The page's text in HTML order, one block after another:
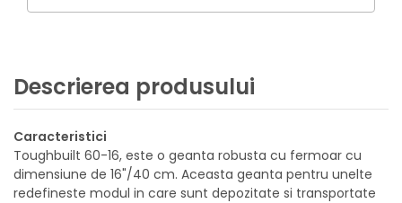
Descrierea produsului
Caracteristici
Toughbuilt 60-16, este o geanta robusta cu fermoar cu
dimensiune de 16"/40 cm. Aceasta geanta pentru unelte
redefineste modul in care sunt depozitate si transportate